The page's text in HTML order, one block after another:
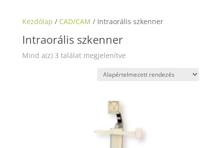
Kezdőlap / CAD/CAM / Intraorális szkenner
Intraorális szkenner
Mind a(z) 3 találat megjelenítve